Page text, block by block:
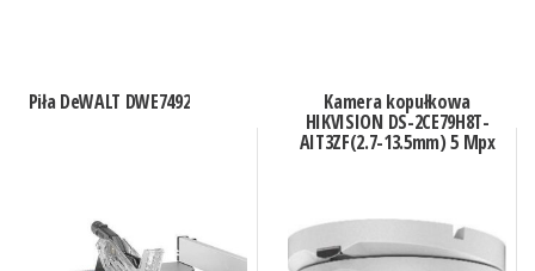
Piła DeWALT DWE7492 Kamera kopułkowa
HIKVISION DS-2CE79H8T-
AIT3ZF(2.7-13.5mm) 5 Mpx